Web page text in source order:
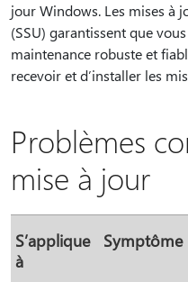
jour Windows. Les mises à
(SSU) garantissent que
maintenance robuste et
recevoir et d’installer les
Problèmes
mise à jour
S’applique
à
Symptôme